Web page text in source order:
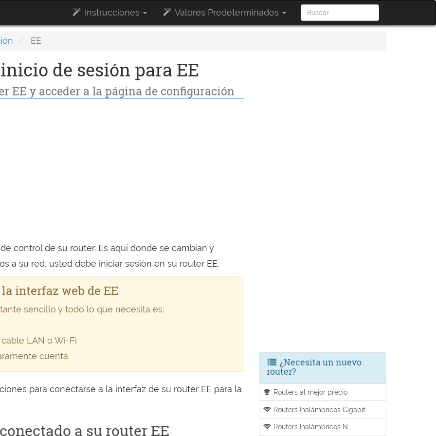
Instrucciones Valores Predeterminados
EE
de sesión para EE
EE y acceder a la página de configuración
control de su router. Es aquí donde se cambian y
a su red, usted debe iniciar sesión en su router EE.
interfaz web de EE
sencillo y todo lo que necesita es:
LAN o Wi-Fi
cuenta.
para conectarse a la interfaz de su router EE para la
a su router EE
¿Necesita un nuevo
router?
Routers al mejor precio
Routers Inalámbricos Gigabit
Routers Inalámbricos N